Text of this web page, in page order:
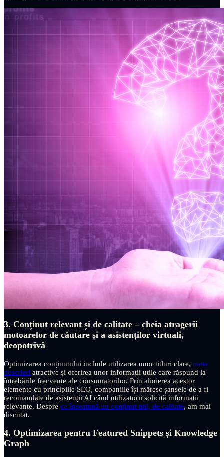
3. Conținut relevant și de calitate – cheia atragerii
motoarelor de căutare și a asistenților virtuali,
deopotrivă
Optimizarea conținutului include utilizarea unor titluri clare, meta
descrieri atractive și oferirea unor informații utile care răspund la
întrebările frecvente ale consumatorilor. Prin alinierea acestor
elemente cu principiile SEO, companiile își măresc șansele de a fi
recomandate de asistenții AI când utilizatorii solicită informații
relevante. Despre ce înseamnă un conținut util, de calitate, am mai
discutat.
4. Optimizarea pentru Featured Snippets și Knowledge
Graph